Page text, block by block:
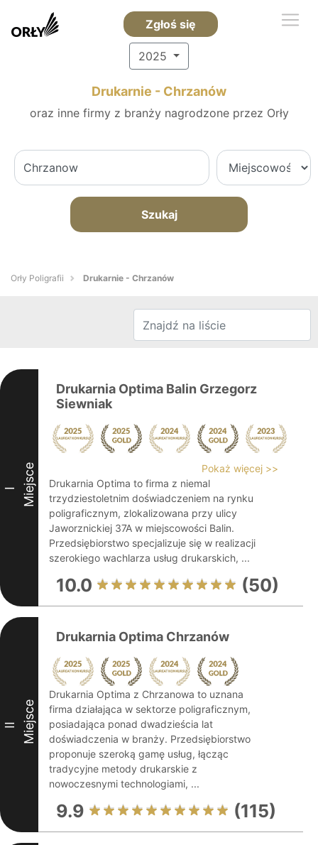
Zgłoś się
2025
Drukarnie - Chrzanów
oraz inne firmy z branży nagrodzone przez Orły
Szukaj
Orły Poligrafii Drukarnie - Chrzanów
I Miejsce
Drukarnia Optima Balin Grzegorz
Siewniak
Pokaż więcej >>
Drukarnia Optima to firma z niemal
trzydziestoletnim doświadczeniem na rynku
poligraficznym, zlokalizowana przy ulicy
Jaworznickiej 37A w miejscowości Balin.
Przedsiębiorstwo specjalizuje się w realizacji
szerokiego wachlarza usług drukarskich, ...
10.0 (50)
II Miejsce
Drukarnia Optima Chrzanów
Drukarnia Optima z Chrzanowa to uznana
firma działająca w sektorze poligraficznym,
posiadająca ponad dwadzieścia lat
doświadczenia w branży. Przedsiębiorstwo
proponuje szeroką gamę usług, łącząc
tradycyjne metody drukarskie z
nowoczesnymi technologiami, ...
9.9 (115)